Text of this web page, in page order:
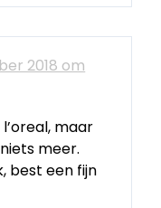
2018 om
maar
meer.
best een fijn